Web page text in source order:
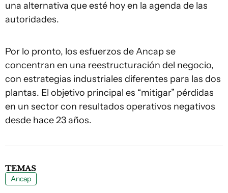
una alternativa que esté hoy en la agenda de las
autoridades.
Por lo pronto, los esfuerzos de Ancap se
concentran en una reestructuración del negocio,
con estrategias industriales diferentes para las dos
plantas. El objetivo principal es “mitigar” pérdidas
en un sector con resultados operativos negativos
desde hace 23 años.
TEMAS
Ancap